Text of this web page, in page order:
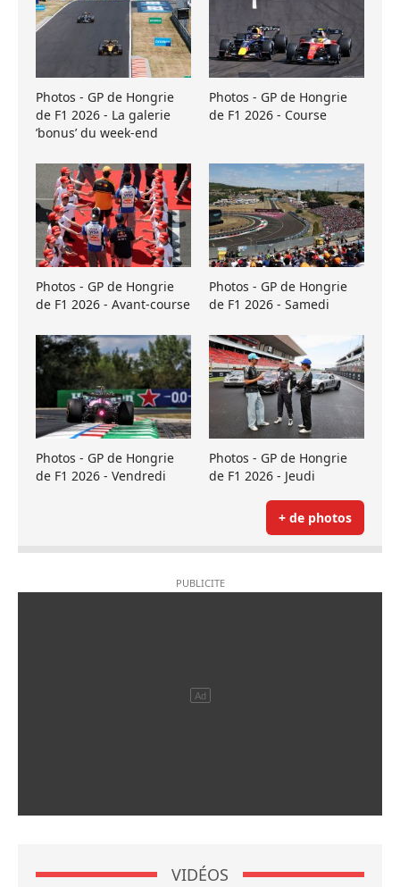
Photos - GP de Hongrie
de F1 2026 - La galerie
’bonus’ du week-end
Photos - GP de Hongrie
de F1 2026 - Course
Photos - GP de Hongrie
de F1 2026 - Avant-course
Photos - GP de Hongrie
de F1 2026 - Samedi
Photos - GP de Hongrie
de F1 2026 - Vendredi
Photos - GP de Hongrie
de F1 2026 - Jeudi
+ de photos
VIDÉOS